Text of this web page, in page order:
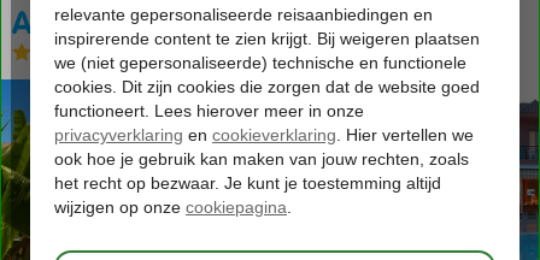
Athos Hotel
Logies en ontbijt Hotel